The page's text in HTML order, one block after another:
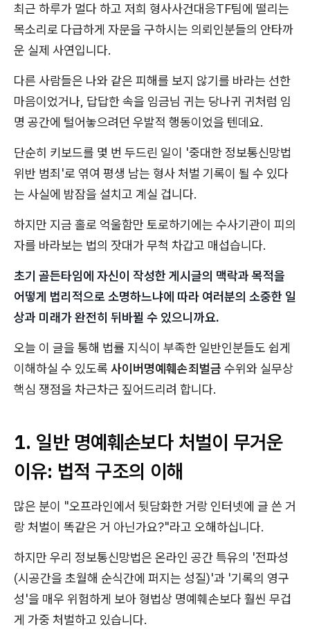
최근 하루가 멀다 하고 저희 형사사건대응TF팀에 떨리는
목소리로 다급하게 자문을 구하시는 의뢰인분들의 안타까
운 실제 사연입니다.
다른 사람들은 나와 같은 피해를 보지 않기를 바라는 선한
마음이었거나, 답답한 속을 임금님 귀는 당나귀 귀처럼 임
명 공간에 털어놓으려던 우발적 행동이었을 텐데요.
단순히 키보드를 몇 번 두드린 일이 '중대한 정보통신망법
위반 범죄'로 엮여 평생 남는 형사 처벌 기록이 될 수 있다
는 사실에 밤잠을 설치고 계실 겁니다.
하지만 지금 홀로 억울함만 토로하기에는 수사기관이 피의
자를 바라보는 법의 잣대가 무척 차갑고 매섭습니다.
초기 골든타임에 자신이 작성한 게시글의 맥락과 목적을
어떻게 법리적으로 소명하느냐에 따라 여러분의 소중한 일
상과 미래가 완전히 뒤바뀔 수 있으니까요.
오늘 이 글을 통해 법률 지식이 부족한 일반인분들도 쉽게
이해하실 수 있도록 사이버명예훼손죄벌금 수위와 실무상
핵심 쟁점을 차근차근 짚어드리려 합니다.
1. 일반 명예훼손보다 처벌이 무거운
이유: 법적 구조의 이해
많은 분이 "오프라인에서 뒷담화한 거랑 인터넷에 글 쓴 거
랑 처벌이 똑같은 거 아닌가요?"라고 오해하십니다.
하지만 우리 정보통신망법은 온라인 공간 특유의 '전파성
(시공간을 초월해 순식간에 퍼지는 성질)'과 '기록의 영구
성'을 매우 위험하게 보아 형법상 명예훼손보다 훨씬 무겁
게 가중 처벌하고 있습니다.